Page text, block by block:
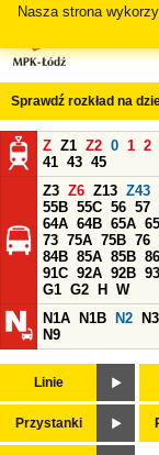
Nasza strona
Sprawdź rozkład na
Z Z1 Z2 0 1 2
41 43 45
Z3 Z6 Z13 Z43
55B 55C 56 57
64A 64B 65A
73 75A 75B 76
84B 85A 85B 86
91C 92A 92B 93
G1 G2 H
W
N1A
N1B N2
N9
Linie
Przystanki